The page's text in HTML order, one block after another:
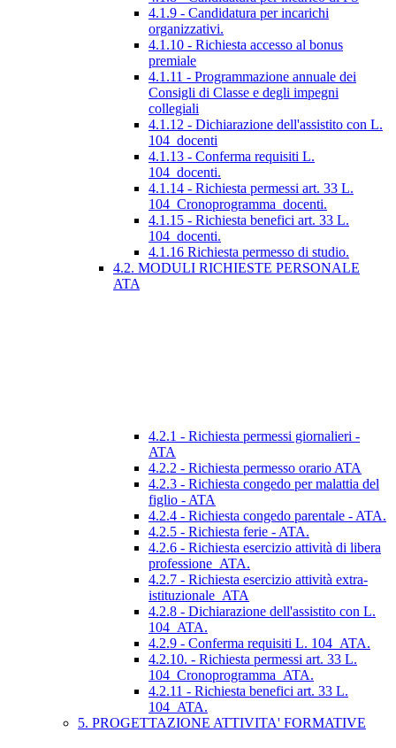
4.1.9 - Candidatura per incarichi
organizzativi.
4.1.10 - Richiesta accesso al bonus
premiale
4.1.11 - Programmazione annuale dei
Consigli di Classe e degli impegni
collegiali
4.1.12 - Dichiarazione dell'assistito con L.
104_docenti
4.1.13 - Conferma requisiti L.
104_docenti.
4.1.14 - Richiesta permessi art. 33 L.
104_Cronoprogramma_docenti.
4.1.15 - Richiesta benefici art. 33 L.
104_docenti.
4.1.16 Richiesta permesso di studio.
4.2. MODULI RICHIESTE PERSONALE
ATA
4.2.1 - Richiesta permessi giornalieri -
ATA
4.2.2 - Richiesta permesso orario ATA
4.2.3 - Richiesta congedo per malattia del
figlio - ATA
4.2.4 - Richiesta congedo parentale - ATA.
4.2.5 - Richiesta ferie - ATA.
4.2.6 - Richiesta esercizio attività di libera
professione_ATA.
4.2.7 - Richiesta esercizio attività extra-
istituzionale_ATA
4.2.8 - Dichiarazione dell'assistito con L.
104_ATA.
4.2.9 - Conferma requisiti L. 104_ATA.
4.2.10. - Richiesta permessi art. 33 L.
104_Cronoprogramma_ATA.
4.2.11 - Richiesta benefici art. 33 L.
104_ATA.
5. PROGETTAZIONE ATTIVITA' FORMATIVE